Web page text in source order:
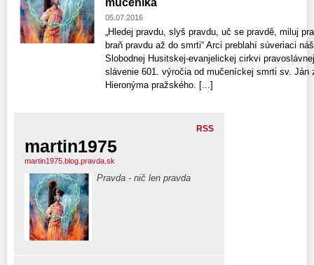
05.07.2016
„Hledej pravdu, slyš pravdu, uč se pravdě, miluj
braň pravdu až do smrti“ Arci preblahí súveriaci
Slobodnej Husitskej-evanjelickej cirkvi
slávenie 601. výročia od mučeníckej smrti sv. Ján
Hieronýma pražského. [...]
RSS
martin1975
martin1975.blog.pravda.sk
Pravda - nič len pravda